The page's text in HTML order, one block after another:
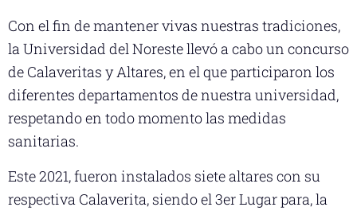
Con el fin de mantener vivas nuestras tradiciones,
la Universidad del Noreste llevó a cabo un concurso
de Calaveritas y Altares, en el que participaron los
diferentes departamentos de nuestra universidad,
respetando en todo momento las medidas
sanitarias.
Este 2021, fueron instalados siete altares con su
respectiva Calaverita, siendo el 3er Lugar para, la